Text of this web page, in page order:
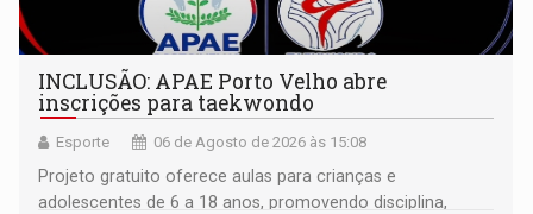
INCLUSÃO: APAE Porto Velho abre
inscrições para taekwondo
Esporte 06 de Agosto de 2026 às 15:08
Projeto gratuito oferece aulas para crianças e
adolescentes de 6 a 18 anos, promovendo disciplina,